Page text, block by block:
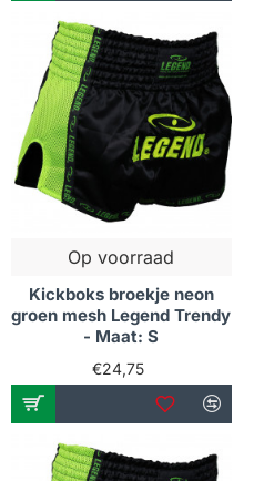
Op voorraad
Kickboks broekje neon
groen mesh Legend Trendy
- Maat: S
€24,75